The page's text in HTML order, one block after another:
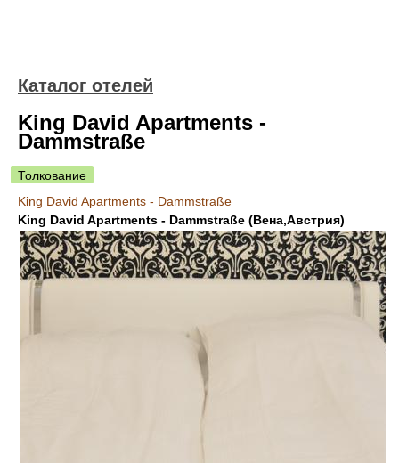
Каталог отелей
King David Apartments -
Dammstraße
Толкование
King David Apartments - Dammstraße
King David Apartments - Dammstraße (Вена,Австрия)